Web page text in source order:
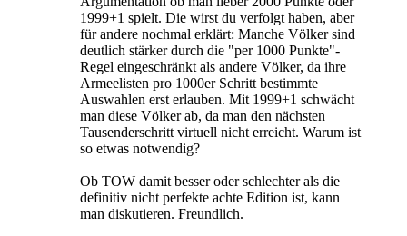
1999+1 spielt. Die wirst du verfolgt haben, aber
für andere nochmal erklärt: Manche Völker sind
deutlich stärker durch die "per 1000 Punkte"-
Regel eingeschränkt als andere Völker, da ihre
Armeelisten pro 1000er Schritt bestimmte
Auswahlen erst erlauben. Mit 1999+1 schwächt
man diese Völker ab, da man den nächsten
Tausenderschritt virtuell nicht erreicht. Warum ist
so etwas notwendig?
Ob TOW damit besser oder schlechter als die
definitiv nicht perfekte achte Edition ist, kann
man diskutieren. Freundlich.